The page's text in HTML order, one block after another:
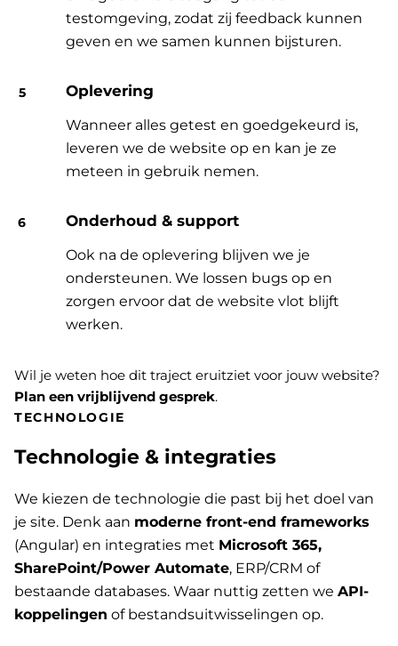
testomgeving, zodat zij feedback kunnen
geven en we samen kunnen bijsturen.
Oplevering
Wanneer alles getest en goedgekeurd is,
leveren we de website op en kan je ze
meteen in gebruik nemen.
Onderhoud & support
Ook na de oplevering blijven we je
ondersteunen. We lossen bugs op en
zorgen ervoor dat de website vlot blijft
werken.
Wil je weten hoe dit traject eruitziet voor jouw website?
Plan een vrijblijvend gesprek.
TECHNOLOGIE
Technologie & integraties
We kiezen de technologie die past bij het doel van
je site. Denk aan moderne front-end frameworks
(Angular) en integraties met Microsoft 365,
SharePoint/Power Automate, ERP/CRM of
bestaande databases. Waar nuttig zetten we API-
koppelingen of bestandsuitwisselingen op.